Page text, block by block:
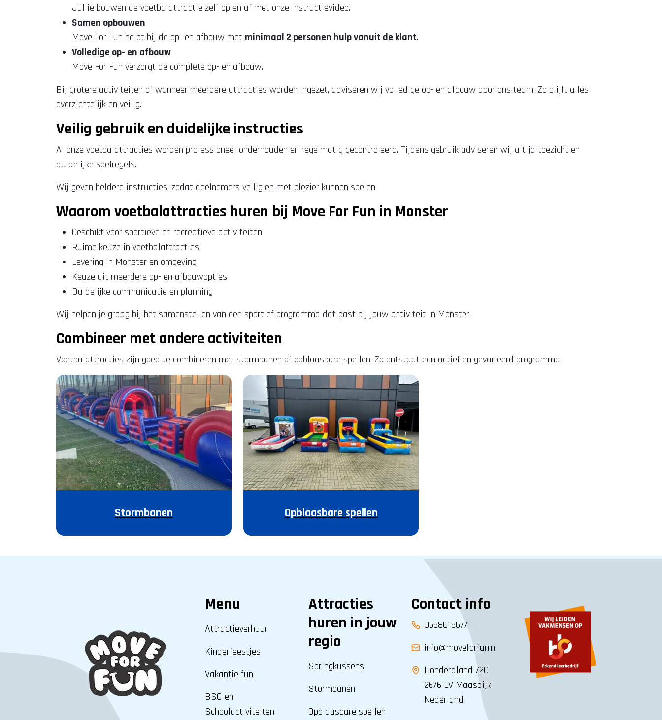
Jullie bouwen de voetbalattractie zelf op en af met onze instructievideo.
Samen opbouwen
Move For Fun helpt bij de op- en afbouw met minimaal 2 personen hulp vanuit de klant.
Volledige op- en afbouw
Move For Fun verzorgt de complete op- en afbouw.
Bij grotere activiteiten of wanneer meerdere attracties worden ingezet, adviseren wij volledige op- en afbouw door ons team. Zo blijft alles
overzichtelijk en veilig.
Veilig gebruik en duidelijke instructies
Al onze voetbalattracties worden professioneel onderhouden en regelmatig gecontroleerd. Tijdens gebruik adviseren wij altijd toezicht en
duidelijke spelregels.
Wij geven heldere instructies, zodat deelnemers veilig en met plezier kunnen spelen.
Waarom voetbalattracties huren bij Move For Fun in Monster
Geschikt voor sportieve en recreatieve activiteiten
Ruime keuze in voetbalattracties
Levering in Monster en omgeving
Keuze uit meerdere op- en afbouwopties
Duidelijke communicatie en planning
Wij helpen je graag bij het samenstellen van een sportief programma dat past bij jouw activiteit in Monster.
Combineer met andere activiteiten
Voetbalattracties zijn goed te combineren met stormbanen of opblaasbare spellen. Zo ontstaat een actief en gevarieerd programma.
Stormbanen Opblaasbare spellen
Menu
Attractieverhuur
Kinderfeestjes
Vakantie fun
BSO en
Schoolactiviteiten
Attracties
huren in jouw
regio
Springkussens
Stormbanen
Opblaasbare spellen
Contact info
0658015677
info@moveforfun.nl
Honderdland 720
2676 LV Maasdijk
Nederland